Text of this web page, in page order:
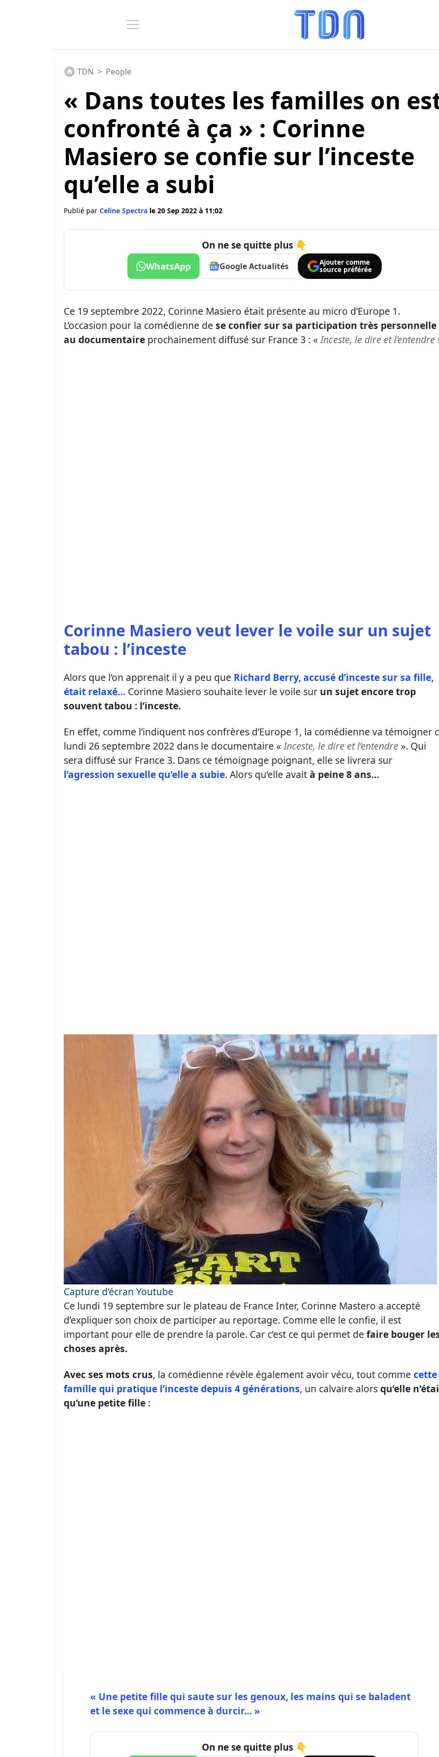
TDN > People
« Dans toutes les familles on
confronté à ça » : Corinne
Masiero se confie sur l’inceste
qu’elle a subi
Publié par Celine Spectra le 20 Sep 2022 à 11:02
On ne se quitte plus 👇
WhatsApp Google Actualités
Ajouter comme
source préférée
Ce 19 septembre 2022, Corinne Masiero était présente au micro d’Europe 1.
L’occasion pour la comédienne de se confier sur sa participation très personnelle
au documentaire prochainement diffusé sur France 3 : «Inceste, le dire et l’entendre
Corinne Masiero veut lever le voile sur un sujet
tabou : l’inceste
Alors que l’on apprenait il y a peu que Richard Berry, accusé d’inceste sur sa fille,
était relaxé… Corinne Masiero souhaite lever le voile sur un sujet encore trop
souvent tabou : l’inceste.
En effet, comme l’indiquent nos confrères d’Europe 1, la comédienne va témoigner
lundi 26 septembre 2022 dans le documentaire «Inceste, le dire et l’entendre ». Qui
sera diffusé sur France 3. Dans ce témoignage poignant, elle se livrera sur
l’agression sexuelle qu’elle a subie. Alors qu’elle avaità peine 8 ans…
Capture d’écran Youtube
Ce lundi 19 septembre sur le plateau de France Inter, Corinne Mastero a accepté
d’expliquer son choix de participer au reportage. Comme elle le confie, il est
important pour elle de prendre la parole. Car c’est ce qui permet de faire bouger
choses après.
Avec ses mots crus, la comédienne révèle également avoir vécu, tout comme cette
famille qui pratique l’inceste depuis 4 générations, un calvaire alorsqu’elle
qu’une petite fille :
« Une petite fille qui saute sur les genoux, les mains qui se baladent
et le sexe qui commence à durcir… »
On ne se quitte plus 👇